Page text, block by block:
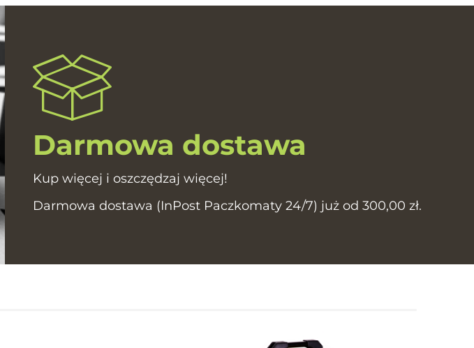
Darmowa dostawa
Kup więcej i oszczędzaj więcej!
Darmowa dostawa (InPost Paczkomaty 24/7) już od 300,00 zł.